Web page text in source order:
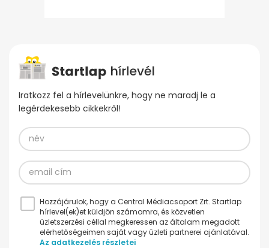
Iratkozz fel a hírlevelünkre, hogy ne maradj le a
legérdekesebb cikkekről!
Hozzájárulok, hogy a Central Médiacsoport Zrt. Startlap
hírlevel(ek)et küldjön számomra, és közvetlen
üzletszerzési céllal megkeressen az általam megadott
elérhetőségeimen saját vagy üzleti partnerei ajánlatával.
Az adatkezelés részletei